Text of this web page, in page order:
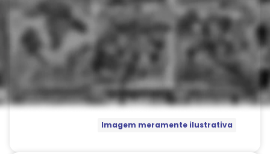
Imagem meramente ilustrativa